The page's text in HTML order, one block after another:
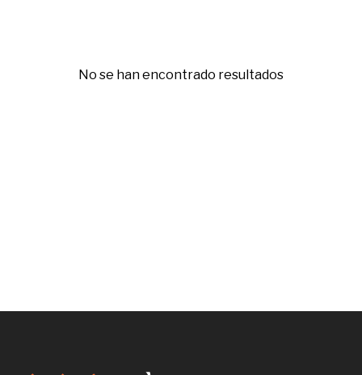
No se han encontrado resultados